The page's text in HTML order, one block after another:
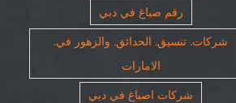
رقم صباغ في دبي
شركات. تنسيق. الحدائق. والزهور في.
الامارات
شركات اصباغ في دبي